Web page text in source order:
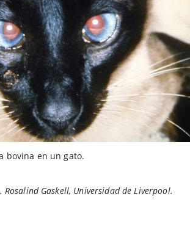
bovina en un gato.
Rosalind Gaskell, Universidad de Liverpool.